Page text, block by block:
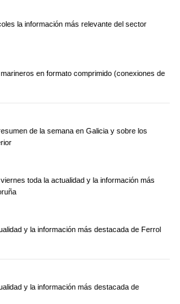
la información más relevante del sector
en formato comprimido (conexiones de
de la semana en Galicia y sobre los
toda la actualidad y la información más
y la información más destacada de Ferrol
y la información más destacada de